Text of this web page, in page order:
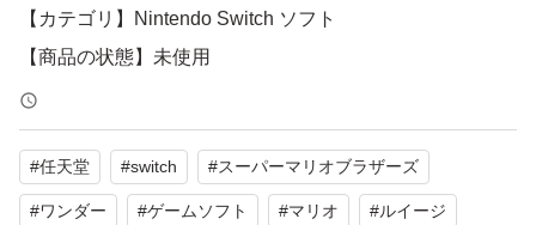
【カテゴリ】Nintendo Switch ソフト
【商品の状態】未使用
【カラー】マルチカラー
【対象年齢】全年齢対象
自宅保管品となりますが、目立つ傷や汚れはなく、状態
#任天堂 #switch #スーパーマリオブラザーズ
#ワンダー #ゲームソフト #マリオ #ルイージ